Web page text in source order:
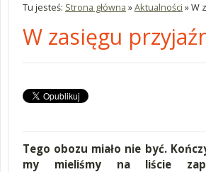
Tu jesteś: Strona główna »Aktualności »W
W zasięgu
Tego obozu miało nie być.
my mieliśmy na liście